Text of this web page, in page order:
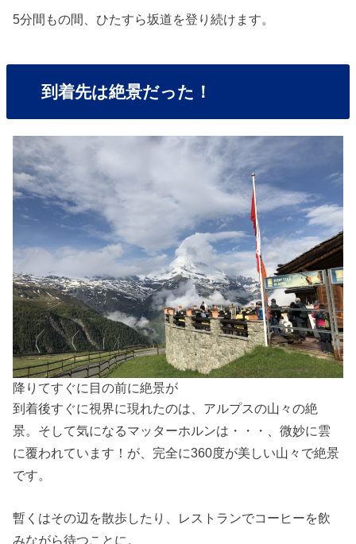
5分間もの間、ひたすら坂道を登り続けます。
到着先は絶景だった！
降りてすぐに目の前に絶景が
到着後すぐに視界に現れたのは、アルプスの山々の絶
景。そして気になるマッターホルンは・・・、微妙に雲
に覆われています！が、完全に360度が美しい山々で絶景
です。
暫くはその辺を散歩したり、レストランでコーヒーを飲
みながら待つことに。